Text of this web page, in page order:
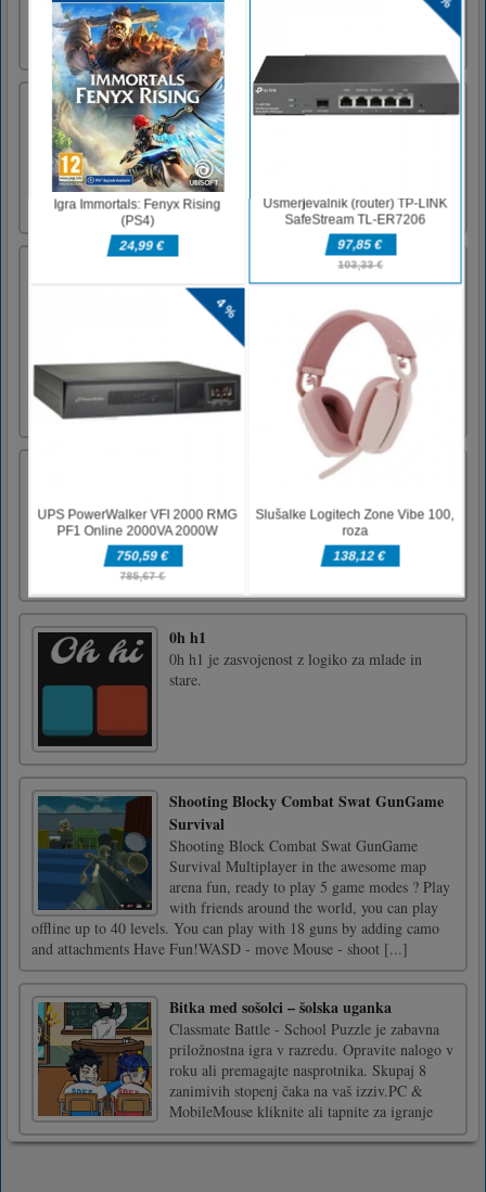
metulja, preiščite bližnje stene in tla za
skrivno območje. Ne pozabite, da povlecite
navzdol po zaslonu, da se [...]
Dirkalni avtomobili
Dirkajte proti nasprotnikom, zaslužite z
denarnimi nagradami in odklenite nove
avtomobile in različne skladbe! Tekmujte z
igralci po vsem svetu za najboljše kroge in
poskusite postati prvak vseh prog!
Push The Boom je zbirateljska bojna arkadna
igra s 3D bombami in poganjalci Stickman.
Bombe se bodo naključno pojavljale sredi
bojišča. Zbrati morate člane Stickman in jih
poslati za bombami. Potrudite se, da osvojite
več rezultatov in zaščitite svojo bazo pred
sovražnimi potiska [...]
smrdeči luži tako kot mi imamo radi dišečo
sproščujočo kopel, če ste jo že imeli danes, ne
pojdite mimo in osrečite tudi tega pujsa.
0h h1
0h h1 je zasvojenost z logiko za mlade in
stare.
Shooting Blocky Combat Swat GunGame
Survival
Shooting Block Combat Swat GunGame
Survival Multiplayer in the awesome map
arena fun, ready to play 5 game modes ? Play
with friends around the world, you can play
offline up to 40 levels. You can play with 18 guns by adding camo
and attachments Have Fun!WASD - move Mouse - shoot [...]
Bitka med sošolci – šolska uganka
Classmate Battle - School Puzzle je zabavna
priložnostna igra v razredu. Opravite nalogo v
roku ali premagajte nasprotnika. Skupaj 8
zanimivih stopenj čaka na vaš izziv.PC &
MobileMouse kliknite ali tapnite za igranje